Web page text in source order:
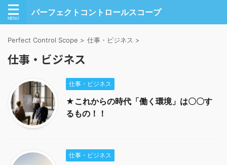
パーフェクトコントロールスコープ
Perfect Control Scope > 仕事・ビジネス >
仕事・ビジネス
仕事・ビジネス
★これからの時代「働く環境」は〇〇す
るもの！！
仕事・ビジネス